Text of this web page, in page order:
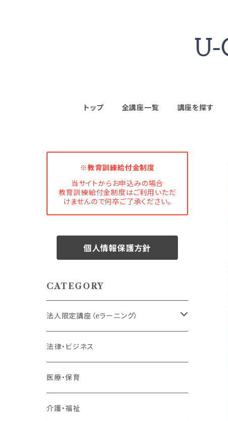
トップ 全講座一覧 講座を探す
※教育訓練給付金制度
当サイトからお申込みの場合
教育訓練給付金制度はご利用いただ
けませんので何卒ご了承ください。
個人情報保護方針
CATEGORY
法人限定講座（eラーニング）
内定者・新入社員
若手社員・中堅社員
リーダー（主任・係長）
法律・ビジネス
医療・保育
介護・福祉